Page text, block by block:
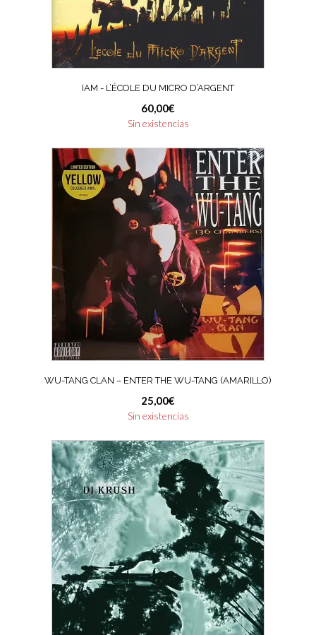
IAM ‎- L’ÉCOLE DU MICRO D’ARGENT
60,00€
Sin existencias
WU-TANG CLAN ‎– ENTER THE WU-TANG (AMARILLO)
25,00€
Sin existencias